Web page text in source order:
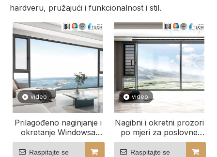
hardveru, pružajući i funkcionalnost i stil.
video
Prilagođeno naginjanje i
okretanje Windowsa
savršeno za uredska
okruženja
Raspitajte se
video
Nagibni i okretni prozori
po mjeri za poslovne
zgrade
Raspitajte se